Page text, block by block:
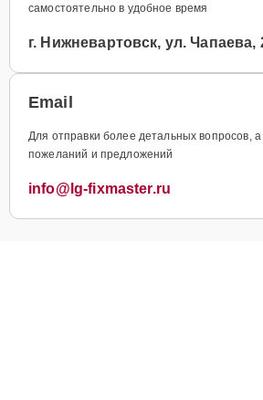
самостоятельно в удобное время
г. Нижневартовск, ул. Чапаева,
Email
Для отправки более детальных вопросов, а
пожеланий и предложений
info@lg-fixmaster.ru